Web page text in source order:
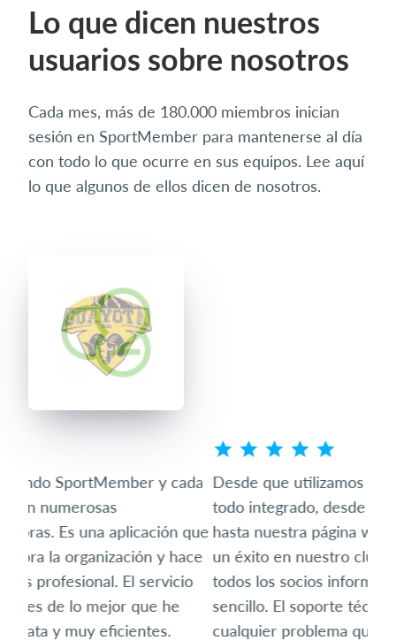
Lo que dicen nuestros
usuarios sobre nosotros
Cada mes, más de 180.000 miembros inician
sesión en SportMember para mantenerse al día
con todo lo que ocurre en sus equipos. Lee aquí
lo que algunos de ellos dicen de nosotros.
Desde que utilizamos Sportmember tenemos
todo integrado, desde el cobro de las cuotas,
hasta nuestra página web. El uso de la APP es
un éxito en nuestro club ya que mantiene a
todos los socios informados y su uso es muy
sencillo. El soporte técnico te ayuda y soluciona
cualquier problema que puedas tener. En